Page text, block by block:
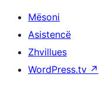
Mësoni
Asistencë
Zhvillues
WordPress.tv ↗